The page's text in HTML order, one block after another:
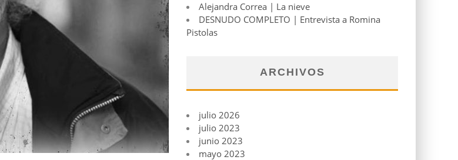
Alejandra Correa | La nieve
DESNUDO COMPLETO | Entrevista a Romina
Pistolas
ARCHIVOS
julio 2026
julio 2023
junio 2023
mayo 2023